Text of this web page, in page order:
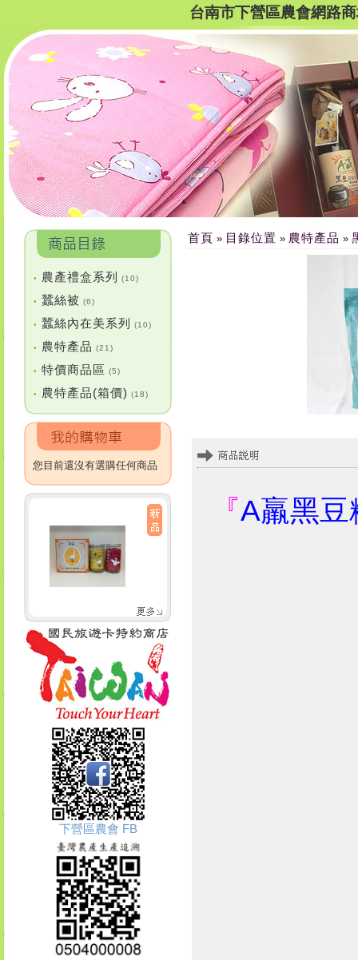
台南市下營區農會網路
• 農產禮盒系列 (10)
• 蠶絲被 (6)
• 蠶絲內在美系列 (10)
• 農特產品 (21)
• 特價商品區 (5)
• 農特產品(箱價) (18)
您目前還沒有選購任何商品
下營區農會 FB
首頁 » 目錄位置 » 農特產品 »
『A羸黑豆